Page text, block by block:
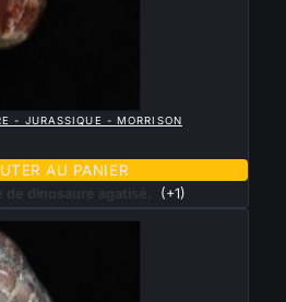
- JURASSIQUE - MORRISON
AU PANIER
de dinosaure agatisé. (+1)